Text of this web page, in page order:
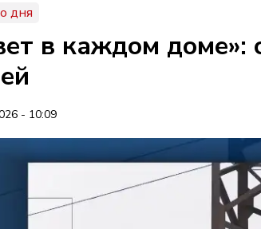
дня
в каждом доме»:
- 10:09